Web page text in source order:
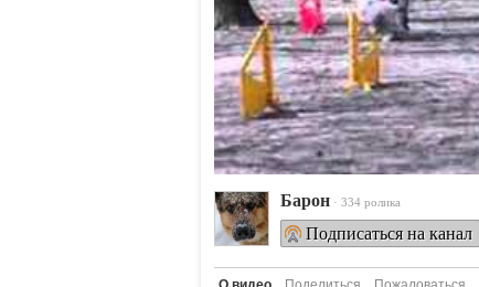
Барон · 334 ролика
Подписаться на канал